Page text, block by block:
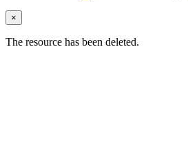
×
The resource has been deleted.